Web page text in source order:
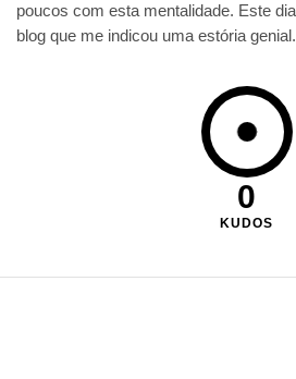
poucos com esta mentalidade. Este
blog que me indicou uma estória
0
KUDOS